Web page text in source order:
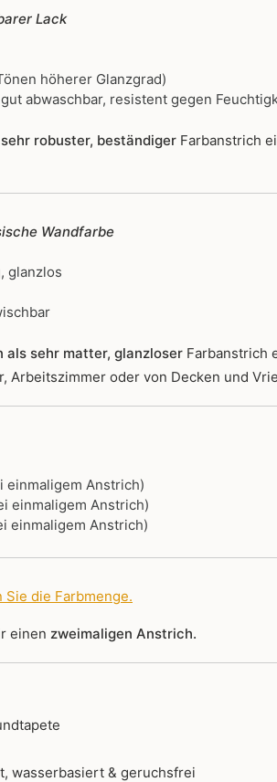
Lack
höherer Glanzgrad)
abwaschbar, resistent gegen
sehr robuster, beständiger Farbanstrich
Wandfarbe
glanzlos
als sehr matter, glanzloser Farbanstrich
Arbeitszimmer oder von Decken und
einmaligem Anstrich)
einmaligem Anstrich)
einmaligem Anstrich)
Sie die Farbmenge.
einen zweimaligen Anstrich.
wasserbasiert & geruchsfrei